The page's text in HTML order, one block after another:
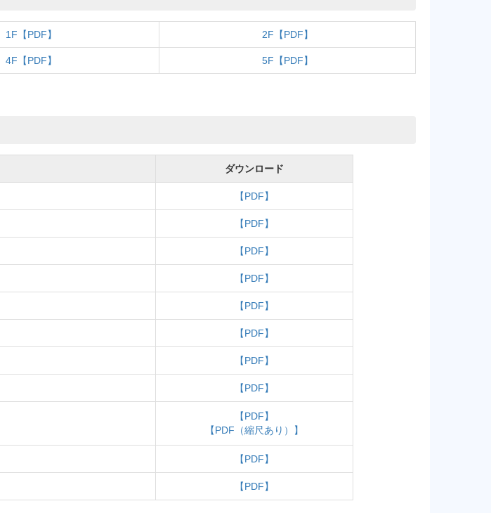
1F【PDF】 2F【PDF】
4F【PDF】 5F【PDF】
ダウンロード
【PDF】
【PDF】
【PDF】
【PDF】
【PDF】
【PDF】
【PDF】
【PDF】
【PDF】
【PDF（縮尺あり）】
【PDF】
【PDF】